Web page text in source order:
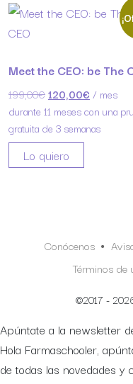
Meet the CEO: be The
199,00€El precio original
120,00€ El precio
/ mes
durante 11 meses con una
gratuita de 3 semanas
Lo quiero
Conócenos
Términos de
©2017 -
Apúntate a la newsletter
Hola Farmaschooler,
de todas las novedades